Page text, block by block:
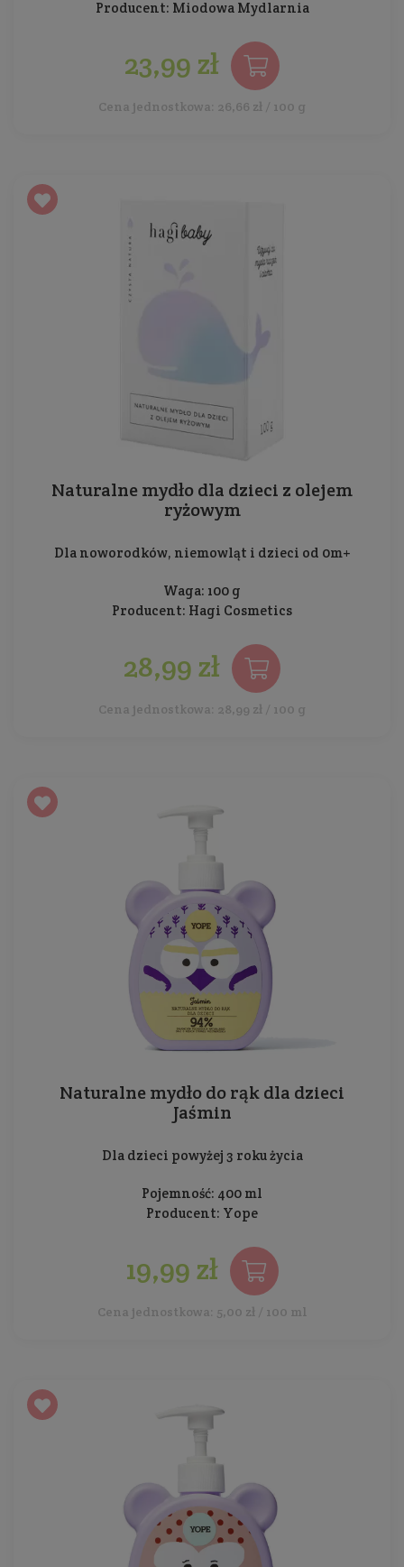
Producent: Miodowa Mydlarnia
23,99 zł
Cena jednostkowa: 26,66 zł / 100 g
Naturalne mydło dla dzieci z olejem
ryżowym
Dla noworodków, niemowląt i dzieci od 0m+
Waga: 100 g
Producent: Hagi Cosmetics
28,99 zł
Cena jednostkowa: 28,99 zł / 100 g
Naturalne mydło do rąk dla dzieci
Jaśmin
Dla dzieci powyżej 3 roku życia
Pojemność: 400 ml
Producent: Yope
19,99 zł
Cena jednostkowa: 5,00 zł / 100 ml